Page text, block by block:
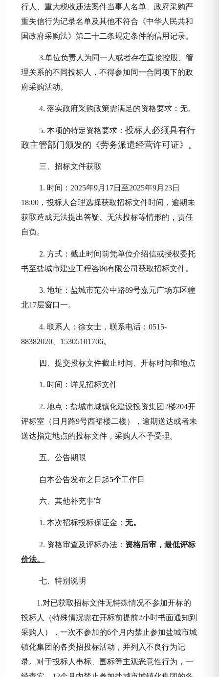
行人、重大税收违法案件当事人名单、政府采购严
重失信行为记录名单及其他不符合《中华人民共和
国政府采购法》第二十二条规定条件的信用记录。
3.单位负责人为同一人或者存在直接控股、管
理关系的不同投标人，不得参加同一合同项下的政
府采购活动。
4. 落实政府采购政策需满足的资格要求：无。
5. 本项的特定资格要求：投标人 必须具有行
政主管部门颁发的《劳务派遣经营许可证》 。
三、招标文件获取
1. 时间：2025年9月 17日至2025年9月23日
18:00，投标人合理选择获取招标文件时间，逾期未
获取造成无法提出答疑、无法投标等情形的，责任
自负。
2. 方式 ：截止时间前凭单位介绍信或授权委托
书至盐城市建业工程咨询有限公司获取招标文件。
3.地址：盐城市范公中路89号嘉元广场东区幢
北17层窗口一。
4.联系人：徐女士，联系电话：0515-
88382020、15305101706。
四、提交投标文件截止时间、开标时间和地点
1. 时间：详见招标文件
2. 地点：盐城市城镇化建设投资集团2楼204开
评标室（日月路9号西裙楼二楼）
，逾期送达或者未
送达指定地点的投标文件，采购人不予受理。
五、公告期限
自本公告发布之日起5个工作日
六、其他补充事宜
1. 本次招标投标保证金：无。
2. 资格审查及评标办法： 资格后审，最低评标
价法。
七、特别说明
1.对已获取招标文件无特殊情况不参加开标的
投标人（特殊情况需在开标前提前2小时书面通知到
采购人 ），一次不参加的6个月内禁止参加盐城市城
镇化集团 的各类招投标活动，并列入不良行为记
录。对于投标人串标、围标等主观恶意性行为，一